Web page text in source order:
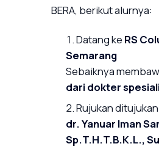
BERA, berikut alurnya:
Datang ke RS
Semarang
Sebaiknya
dari dokter
Rujukan
dr. Yanuar Iman
Sp.T.H.T.B.K.L.,